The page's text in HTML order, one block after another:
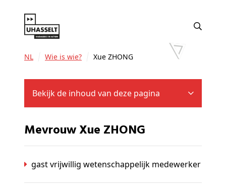
NL Wie is wie? Xue ZHONG
Bekijk de inhoud van deze pagina
Mevrouw Xue ZHONG
gast vrijwillig wetenschappelijk medewerker